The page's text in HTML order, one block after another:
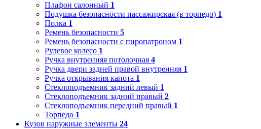
Плафон салонный 1
Подушка безопасности пассажирская (в торпедо) 1
Полка 1
Ремень безопасности 5
Ремень безопасности с пиропатроном 1
Рулевое колесо 1
Ручка внутренняя потолочная 4
Ручка двери задней правой внутренняя 1
Ручка открывания капота 1
Стеклоподъемник задний левый 1
Стеклоподъемник задний правый 2
Стеклоподъемник передний правый 1
Торпедо 1
Кузов наружные элементы 24